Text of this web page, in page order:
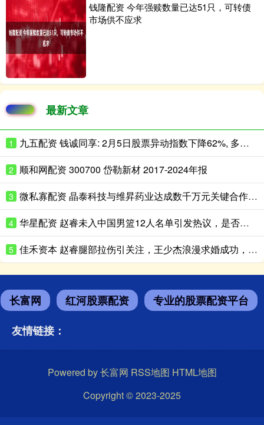
钱隆配资 今年强赎数量已达51只，可转债
市场供不应求
最新文章
1 九五配资 钱诚同享: 2月5日股票异动指数下降62%, 多空强度净值为-83只股
2 顺和网配资 300700 岱勒新材 2017-2024年报
3 微私寡配资 晶泰科技与维昇药业达成数千万元关键合作, AI+机器人共拓内分泌药物千亿级蓝海市场
4 华星配资 赵睿未入中国男篮12人名单引发热议，是否为北京队刻意保留？
5 佳禾资本 赵睿腿部拉伤引关注，王少杰浪漫求婚成功，辽宁男篮功勋刘志轩执教青年队
长富网 红河股票配资
专业的股票配资平台
友情链接：
Powered by长富网 RSS地图 HTML地图
Copyright© 2023-2025